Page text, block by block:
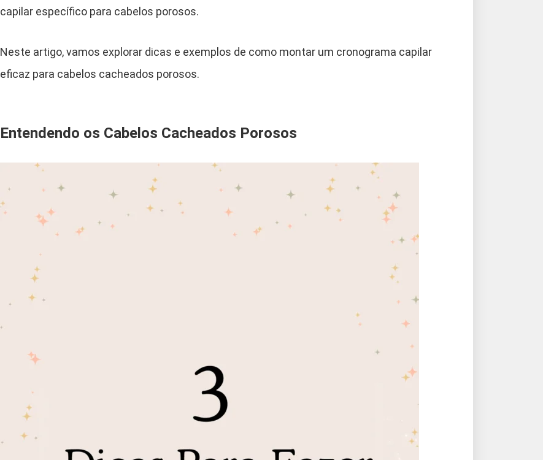
capilar específico para cabelos porosos.
Neste artigo, vamos explorar dicas e exemplos de como montar um cronograma capilar
eficaz para cabelos cacheados porosos.
Entendendo os Cabelos Cacheados Porosos